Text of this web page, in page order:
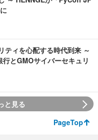
ティを心配する時代到来 ～
とGMOサイバーセキュリ
と見る
PageTop